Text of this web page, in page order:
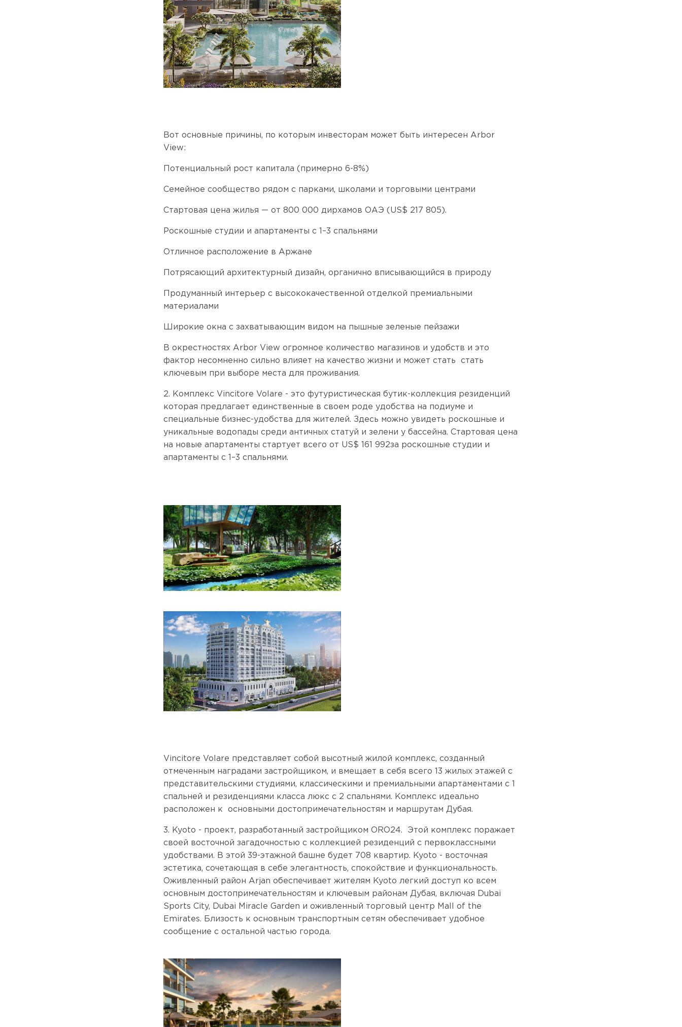
Вот основные причины, по которым инвесторам может быть интересен Arbor
View:
Потенциальный рост капитала (примерно 6-8%)
Семейное сообщество рядом с парками, школами и торговыми центрами
Стартовая цена жилья — от 800 000 дирхамов ОАЭ (US$ 217 805).
Роскошные студии и апартаменты с 1–3 спальнями
Отличное расположение в Аржане
Потрясающий архитектурный дизайн, органично вписывающийся в природу
Продуманный интерьер с высококачественной отделкой премиальными
материалами
Широкие окна с захватывающим видом на пышные зеленые пейзажи
В окрестностях Arbor View огромное количество магазинов и удобств и это
фактор несомненно сильно влияет на качество жизни и может стать стать
ключевым при выборе места для проживания.
2. Комплекс Vincitore Volare - это футуристическая бутик-коллекция резиденций
которая предлагает единственные в своем роде удобства на подиуме и
специальные бизнес-удобства для жителей. Здесь можно увидеть роскошные и
уникальные водопады среди античных статуй и зелени у бассейна. Стартовая цена
на новые апартаменты стартует всего от US$ 161 992за роскошные студии и
апартаменты с 1–3 спальнями.
Vincitore Volare представляет собой высотный жилой комплекс, созданный
отмеченным наградами застройщиком, и вмещает в себя всего 13 жилых этажей с
представительскими студиями, классическими и премиальными апартаментами с 1
спальней и резиденциями класса люкс с 2 спальнями. Комплекс идеально
расположен к основными достопримечательностям и маршрутам Дубая.
3. Kyoto - проект, разработанный застройщиком ORO24. Этой комплекс поражает
своей восточной загадочностью с коллекцией резиденций с первоклассными
удобствами. В этой 39-этажной башне будет 708 квартир. Kyoto - восточная
эстетика, сочетающая в себе элегантность, спокойствие и функциональность.
Оживленный район Arjan обеспечивает жителям Kyoto легкий доступ ко всем
основным достопримечательностям и ключевым районам Дубая, включая Dubai
Sports City, Dubai Miracle Garden и оживленный торговый центр Mall of the
Emirates. Близость к основным транспортным сетям обеспечивает удобное
сообщение с остальной частью города.